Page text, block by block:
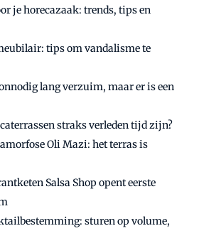
je horecazaak: trends, tips en
tips om vandalisme te
lang verzuim, maar er is een
straks verleden tijd zijn?
Oli Mazi: het terras is
Salsa Shop opent eerste
sturen op volume,